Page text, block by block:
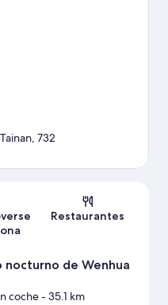
732
Restaurantes
nocturno de Wenhua
coche- 35.1 km